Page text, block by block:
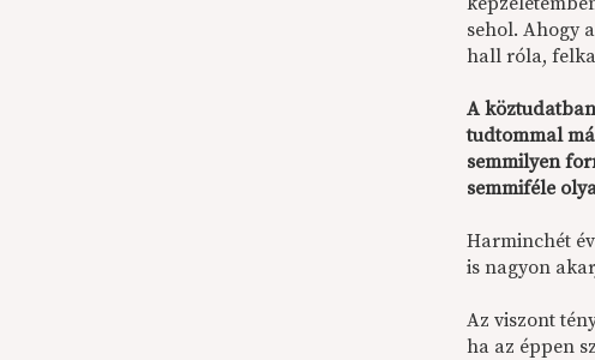
sehol. Ahogy
hall róla,
A
tudtommal
semmilyen
semmiféle
Harminchét
is nagyon
Az viszont
ha az éppen